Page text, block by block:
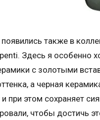
также в
Здесь я особенно
с золотыми
а черная
и при этом сохраняет
чтобы достичь